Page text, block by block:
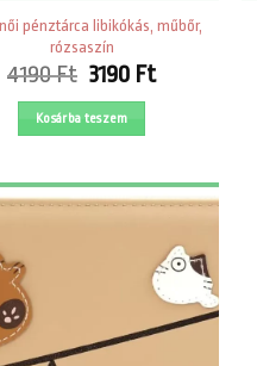
pénztárca libikókás, műbőr,
rózsaszín
4190Ft Original
price
was:
3190 FtCurrent
Kosárba teszem